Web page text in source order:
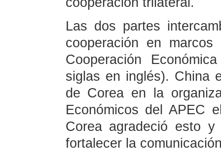
Las dos partes
cooperación en
Cooperación
siglas en inglés). China
de Corea en la
Económicos del APEC
Corea agradeció esto
fortalecer la